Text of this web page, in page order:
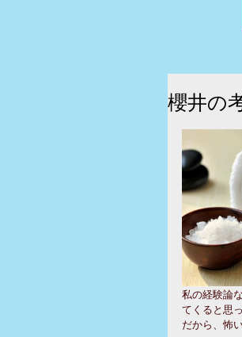
櫻井の
私の経験論
てくると思
だから、怖い